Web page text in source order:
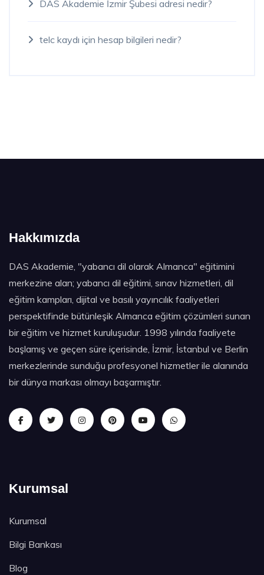
DAS Akademie İzmir Şubesi adresi nedir?
telc kaydı için hesap bilgileri nedir?
Hakkımızda
DAS Akademie, "yabancı dil olarak Almanca" eğitimini
merkezine alan; yabancı dil eğitimi, sınav hizmetleri, dil
eğitim kampları, dijital ve basılı yayıncılık faaliyetleri
perspektifinde bütünleşik Almanca eğitim çözümleri sunan
bir eğitim ve hizmet kuruluşudur. 1998 yılında faaliyete
başlamış ve geçen süre içerisinde, İzmir, İstanbul ve Berlin
merkezlerinde sunduğu profesyonel hizmetler ile alanında
bir dünya markası olmayı başarmıştır.
Kurumsal
Kurumsal
Bilgi Bankası
Blog